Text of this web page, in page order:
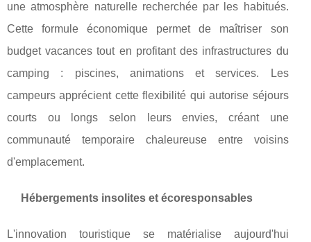
une atmosphère naturelle recherchée par les habitués.
Cette formule économique permet de maîtriser son
budget vacances tout en profitant des infrastructures du
camping : piscines, animations et services. Les
campeurs apprécient cette flexibilité qui autorise séjours
courts ou longs selon leurs envies, créant une
communauté temporaire chaleureuse entre voisins
d'emplacement.
Hébergements insolites et écoresponsables
L'innovation touristique se matérialise aujourd'hui